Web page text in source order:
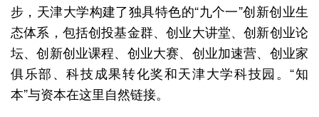
步，天津大学构建了独具特色的“九个一”创新创业生
态体系，包括创投基金群、创业大讲堂、创新创业论
坛、创新创业课程、创业大赛、创业加速营、创业家
俱乐部、科技成果转化奖和天津大学科技园。“知
本”与资本在这里自然链接。